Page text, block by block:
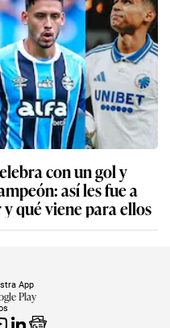
con un gol y
así les fue a
qué viene para ellos
App
Play